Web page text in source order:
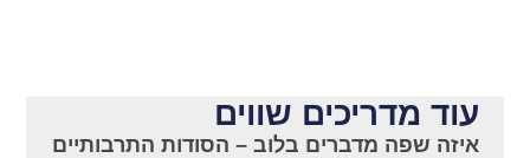
עוד מדריכים שווים
איזה שפה מדברים בלוב – הסודות התרבותיים